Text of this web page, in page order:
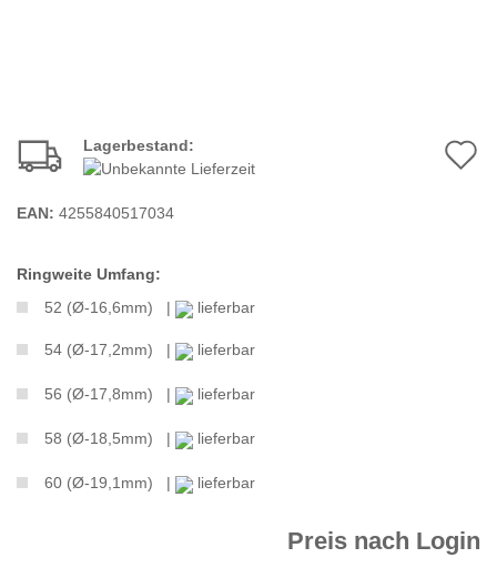
Lagerbestand:
EAN: 4255840517034
Ringweite Umfang:
52 (Ø-16,6mm) |
lieferbar
54 (Ø-17,2mm) | lieferbar
56 (Ø-17,8mm) | lieferbar
58 (Ø-18,5mm) | lieferbar
60 (Ø-19,1mm) | lieferbar
Preis nach Login